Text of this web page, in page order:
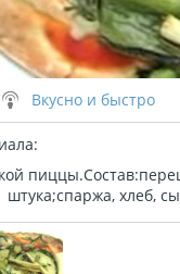
Вкусно и быстро
:
хлеб,